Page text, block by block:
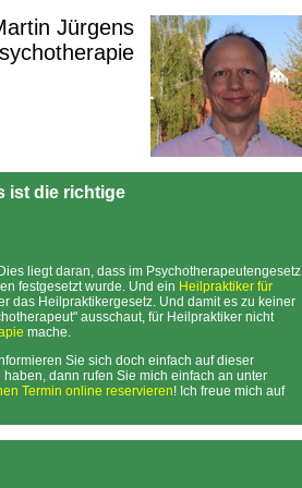
Jürgens
ist die richtige
liegt daran, dass im Psychotherapeutengesetz
festgesetzt wurde. Und ein Heilpraktiker für
das Heilpraktikergesetz. Und damit es zu keiner
ausschaut, für Heilpraktiker nicht
mache.
Sie sich doch einfach auf dieser
haben, dann rufen Sie mich einfach an unter
Termin online reservieren! Ich freue mich auf